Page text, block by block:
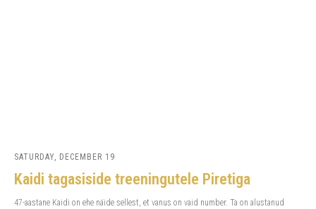
SATURDAY, DECEMBER 19
Kaidi tagasiside treeningutele Piretiga
47-aastane Kaidi on ehe näide sellest, et vanus on vaid number. Ta on alustanud